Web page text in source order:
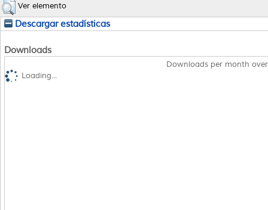
Ver elemento
Descargar estadísticas
Downloads
Downloads per month
Loading...